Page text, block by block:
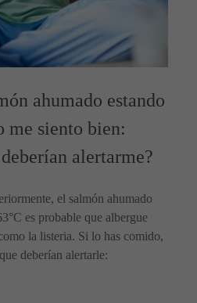
ahumado estando
me siento bien:
alertarme?
el salmón ahumado
es probable que albergue
la listeria. Si lo has comido,
que deberían alertarle: